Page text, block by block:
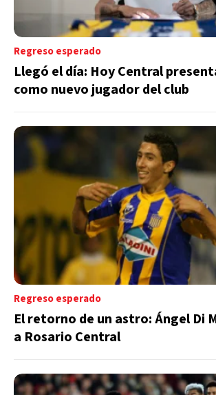
Regreso esperado
Llegó el día: Hoy Central
como nuevo jugador del club
Regreso esperado
El retorno de un astro: Ángel Di
a Rosario Central